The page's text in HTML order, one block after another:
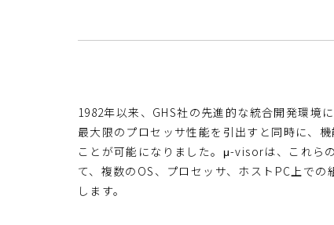
1982年以来、GHS社の先進的な統合開発環境
最大限のプロセッサ性能を引出すと同時に、
ことが可能になりました。μ-visorは、これら
て、複数のOS、プロセッサ、ホストPC上で
します。